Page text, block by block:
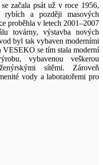
začala psát už v roce 1956,
a později masových
proběhla v letech 2001–2007
továrny, výstavba nových
byl tak vybaven moderními
se tím stala moderní
vybavenou veškerou
sítěmi. Zároveň
vody a laboratořemi pro